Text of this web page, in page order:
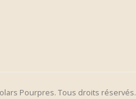
Pourpres. Tous droits réservés.